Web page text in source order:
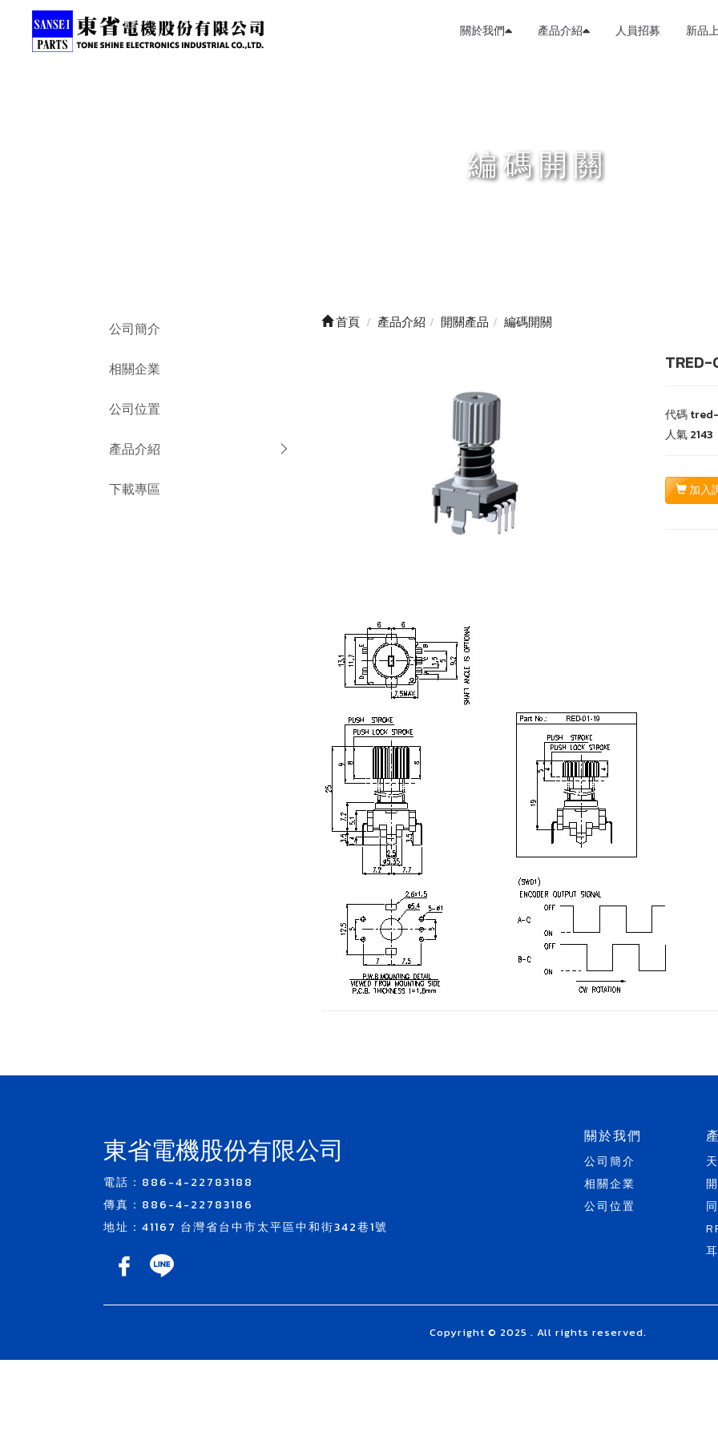
關於我們 產品介紹 人員招募 新品
編碼開關
公司簡介
相關企業
公司位置
產品介紹
下載專區
首頁 產品介紹 開關產品 編碼開關
TRED-
代碼
人氣2143
加入
東省電機股份有限公司
電話：886-4-22783188
傳真：886-4-22783186
地址：41167 台灣省台中市太平區中和街342巷1號
關於我們
公司簡介
相關企業
公司位置
Copyright © 2025 . All rights reserved.